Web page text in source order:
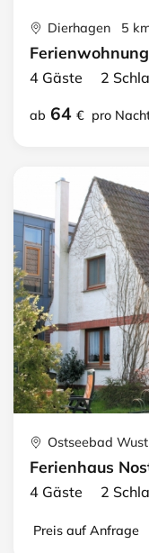
Dierhagen 5
4 Gäste 2
ab 64 € pro
Ostseebad
Ferienhaus
4 Gäste 2
Preis auf Anfrage